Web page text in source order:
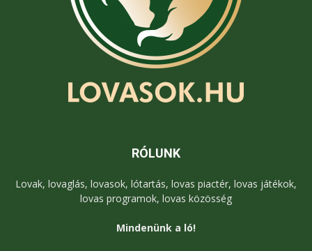
RÓLUNK
Lovak, lovaglás, lovasok, lótartás, lovas piactér, lovas játékok,
lovas programok, lovas közösség
Mindenünk a ló!